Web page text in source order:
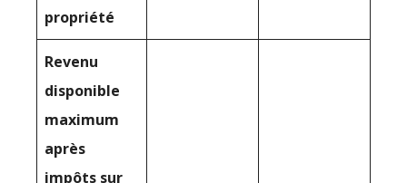
propriété
Revenu
disponible
maximum
après
impôts sur